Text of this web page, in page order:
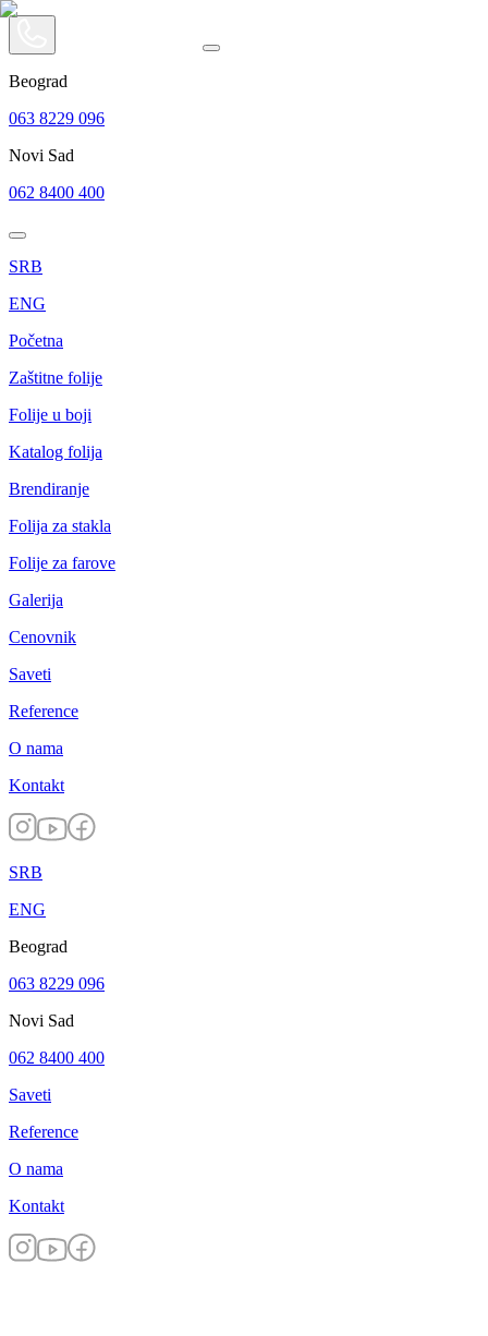
Beograd
063 8229 096
Novi Sad
062 8400 400
SRB
ENG
Početna
Zaštitne folije
Folije u boji
Katalog folija
Brendiranje
Folija za stakla
Folije za farove
Galerija
Cenovnik
Saveti
Reference
O nama
Kontakt
SRB
ENG
Beograd
063 8229 096
Novi Sad
062 8400 400
Saveti
Reference
O nama
Kontakt